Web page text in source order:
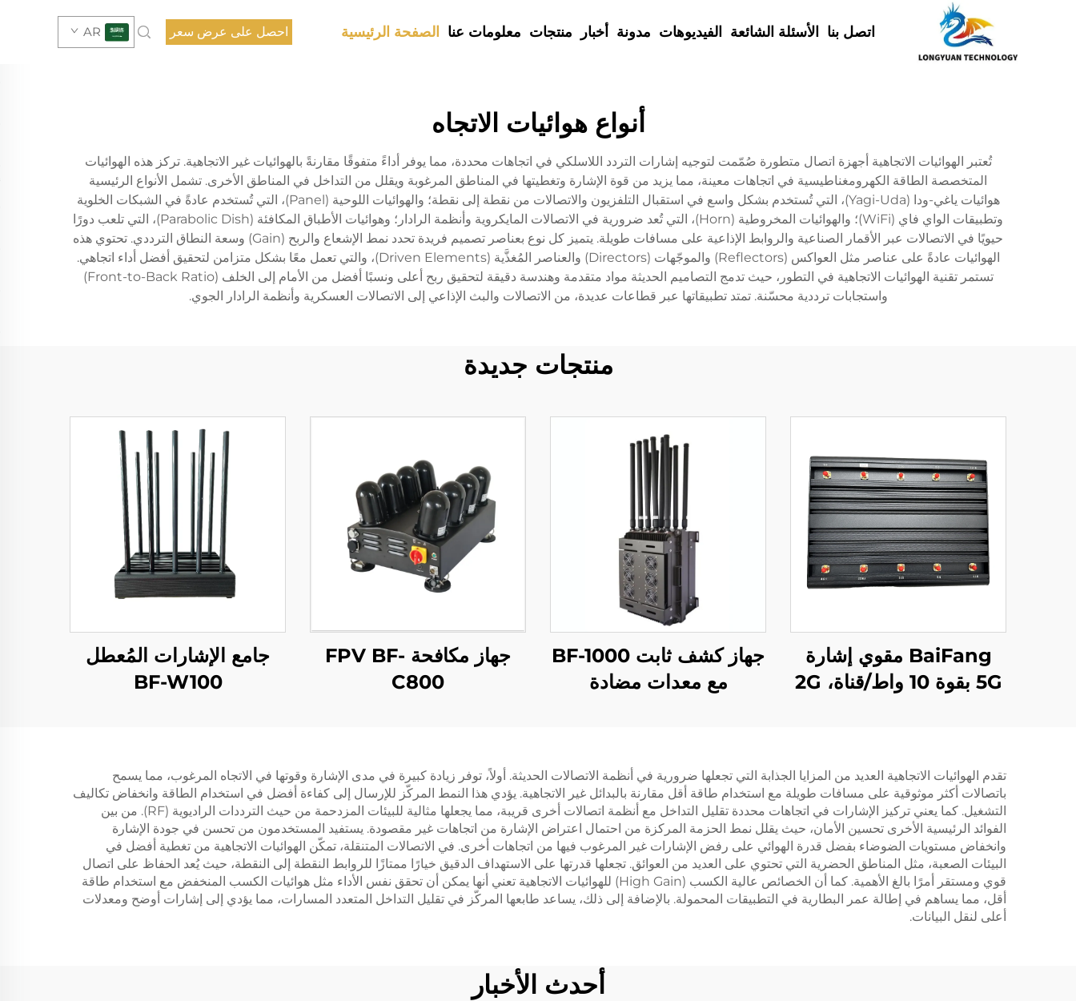
الصفحة الرئيسية معلومات عنا منتجات أخبار مدونة الفيديوهات الأسئلة الشائعة اتصل بنا احصل على عرض سعر AR
أنواع هوائيات الاتجاه
تُعتبر الهوائيات الاتجاهية أجهزة اتصال متطورة صُمّمت لتوجيه إشارات التردد اللاسلكي في اتجاهات محددة، مما يوفر أداءً متفوقًا مقارنةً بالهوائيات غير الاتجاهية. تركز هذه الهوائيات
المتخصصة الطاقة الكهرومغناطيسية في اتجاهات معينة، مما يزيد من قوة الإشارة وتغطيتها في المناطق المرغوبة ويقلل من التداخل في المناطق الأخرى. تشمل الأنواع الرئيسية
هوائيات ياغي-ودا (Yagi-Uda)، التي تُستخدم بشكل واسع في استقبال التلفزيون والاتصالات من نقطة إلى نقطة؛ والهوائيات اللوحية (Panel)، التي تُستخدم عادةً في الشبكات الخلوية
وتطبيقات الواي فاي (WiFi)؛ والهوائيات المخروطية (Horn)، التي تُعد ضرورية في الاتصالات المايكروية وأنظمة الرادار؛ وهوائيات الأطباق المكافئة (Parabolic Dish)، التي تلعب دورًا
حيويًا في الاتصالات عبر الأقمار الصناعية والروابط الإذاعية على مسافات طويلة. يتميز كل نوع بعناصر تصميم فريدة تحدد نمط الإشعاع والربح (Gain) وسعة النطاق الترددي. تحتوي هذه
الهوائيات عادةً على عناصر مثل العواكس (Reflectors) والموجّهات (Directors) والعناصر المُغذَّية (Driven Elements)، والتي تعمل معًا بشكل متزامن لتحقيق أفضل أداء اتجاهي.
تستمر تقنية الهوائيات الاتجاهية في التطور، حيث تدمج التصاميم الحديثة مواد متقدمة وهندسة دقيقة لتحقيق ربح أعلى ونسبًا أفضل من الأمام إلى الخلف (Front-to-Back Ratio)
واستجابات ترددية محسّنة. تمتد تطبيقاتها عبر قطاعات عديدة، من الاتصالات والبث الإذاعي إلى الاتصالات العسكرية وأنظمة الرادار الجوي.
منتجات جديدة
BaiFang مقوي إشارة
5G بقوة 10 واط/قناة، 2G
جهاز كشف ثابت BF-1000
مع معدات مضادة
جهاز مكافحة FPV BF-
C800
جامع الإشارات المُعطل
BF-W100
تقدم الهوائيات الاتجاهية العديد من المزايا الجذابة التي تجعلها ضرورية في أنظمة الاتصالات الحديثة. أولاً، توفر زيادة كبيرة في مدى الإشارة وقوتها في الاتجاه المرغوب، مما يسمح
باتصالات أكثر موثوقية على مسافات طويلة مع استخدام طاقة أقل مقارنة بالبدائل غير الاتجاهية. يؤدي هذا النمط المركّز للإرسال إلى كفاءة أفضل في استخدام الطاقة وانخفاض تكاليف
التشغيل. كما يعني تركيز الإشارات في اتجاهات محددة تقليل التداخل مع أنظمة اتصالات أخرى قريبة، مما يجعلها مثالية للبيئات المزدحمة من حيث الترددات الراديوية (RF). من بين
الفوائد الرئيسية الأخرى تحسين الأمان، حيث يقلل نمط الحزمة المركزة من احتمال اعتراض الإشارة من اتجاهات غير مقصودة. يستفيد المستخدمون من تحسن في جودة الإشارة
وانخفاض مستويات الضوضاء بفضل قدرة الهوائي على رفض الإشارات غير المرغوب فيها من اتجاهات أخرى. في الاتصالات المتنقلة، تمكّن الهوائيات الاتجاهية من تغطية أفضل في
البيئات الصعبة، مثل المناطق الحضرية التي تحتوي على العديد من العوائق. تجعلها قدرتها على الاستهداف الدقيق خيارًا ممتازًا للروابط النقطة إلى النقطة، حيث يُعد الحفاظ على اتصال
قوي ومستقر أمرًا بالغ الأهمية. كما أن الخصائص عالية الكسب (High Gain) للهوائيات الاتجاهية تعني أنها يمكن أن تحقق نفس الأداء مثل هوائيات الكسب المنخفض مع استخدام طاقة
أقل، مما يساهم في إطالة عمر البطارية في التطبيقات المحمولة. بالإضافة إلى ذلك، يساعد طابعها المركّز في تقليل التداخل المتعدد المسارات، مما يؤدي إلى إشارات أوضح ومعدلات
أعلى لنقل البيانات.
أحدث الأخبار